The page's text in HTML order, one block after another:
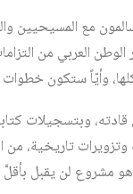
مع المسيحيين
العربي من
وأيّاً ستكون
قادته، وبتسجيلات
تاريخية، من
لن يقبل بأقلَّ